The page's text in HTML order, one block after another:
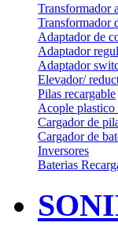
Transformador
Transformador
Adaptador de
Adaptador
Adaptador
Elevador/
Pilas recargable
Acople plastico
Cargador de
Cargador de
Inversores
Baterias